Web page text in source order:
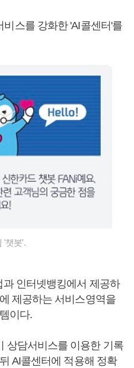
스를 강화한 'AI콜센터'를
'챗봇'.
인터넷뱅킹에서 제공하
제공하는 서비스영역을
이다.
상담서비스를 이용한 기록
AI콜센터에 적용해 정확